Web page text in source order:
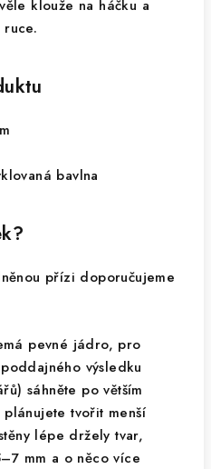
klouže na háčku a
ruce.
bavlna
přízi doporučujeme
pevné jádro, pro
výsledku
sáhněte po větším
tvořit menší
lépe držely tvar,
mm a o něco více